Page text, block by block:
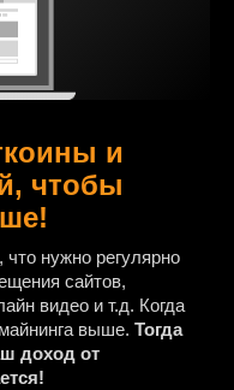
и
чтобы
нужно регулярно
сайтов,
видео и т.д. Когда
выше. Тогда
доход от